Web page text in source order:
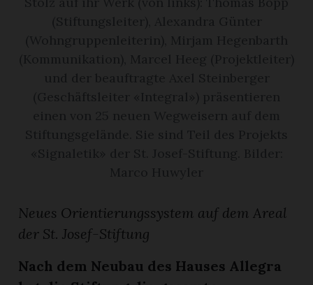
Neues Orientierungssystem auf dem Areal
der St. Josef-Stiftung
Nach dem Neubau des Hauses Allegra